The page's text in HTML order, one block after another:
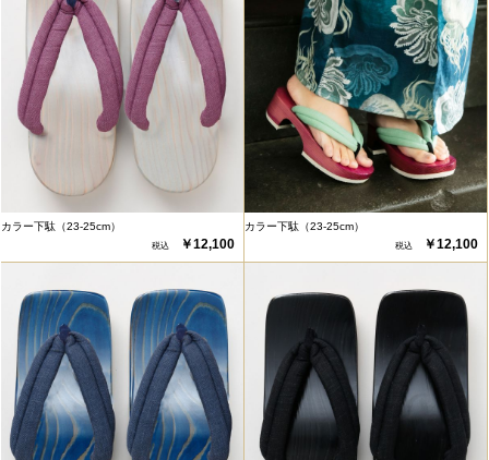
カラー下駄（23-25cm）
￥12,100
カラー下駄（23-25cm）
￥12,100